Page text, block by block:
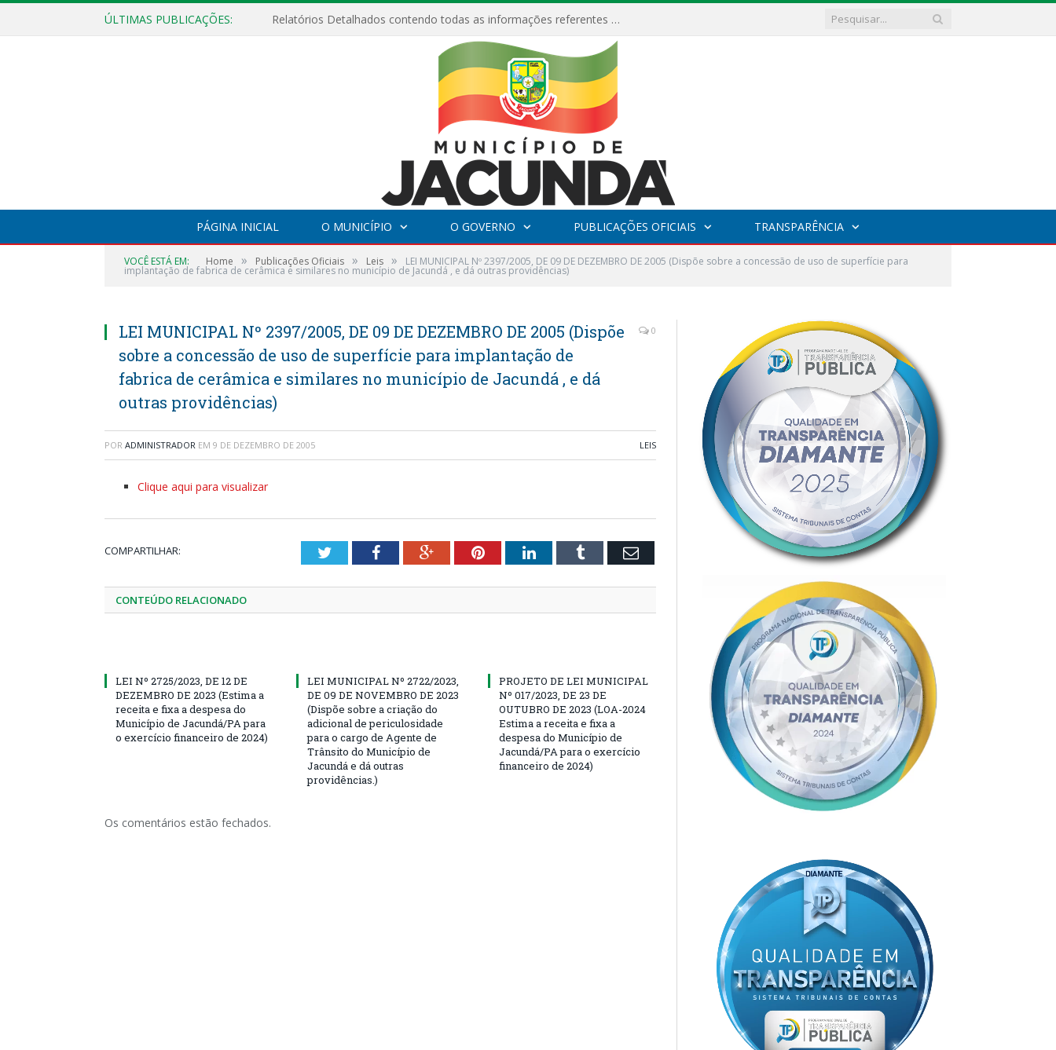
ÚLTIMAS PUBLICAÇÕES: ESF Alto Paraíso é reinaugurada e passa a funcionar em horário estendido
PÁGINA INICIAL O MUNICÍPIO O GOVERNO PUBLICAÇÕES OFICIAIS TRANSPARÊNCIA
VOCÊ ESTÁ EM: Home » Publicações Oficiais » Leis » LEI MUNICIPAL Nº 2397/2005, DE 09 DE DEZEMBRO DE 2005 (Dispõe sobre a concessão de uso de superfície para
implantação de fabrica de cerâmica e similares no município de Jacundá , e dá outras providências)
LEI MUNICIPAL Nº 2397/2005, DE 09 DE DEZEMBRO DE 2005 (Dispõe
sobre a concessão de uso de superfície para implantação de
fabrica de cerâmica e similares no município de Jacundá , e dá
outras providências)
0
POR ADMINISTRADOR EM 9 DE DEZEMBRO DE 2005 LEIS
Clique aqui para visualizar
COMPARTILHAR: TwitterFacebookGoogle+PinterestLinkedInTumblr Email
CONTEÚDO RELACIONADO
LEI Nº 2725/2023, DE 12 DE
DEZEMBRO DE 2023 (Estima a
receita e fixa a despesa do
Município de Jacundá/PA para
o exercício financeiro de 2024)
LEI MUNICIPAL Nº 2722/2023,
DE 09 DE NOVEMBRO DE 2023
(Dispõe sobre a criação do
adicional de periculosidade
para o cargo de Agente de
Trânsito do Município de
Jacundá e dá outras
providências.)
PROJETO DE LEI MUNICIPAL
Nº 017/2023, DE 23 DE
OUTUBRO DE 2023 (LOA-2024
Estima a receita e fixa a
despesa do Município de
Jacundá/PA para o exercício
financeiro de 2024)
Os comentários estão fechados.